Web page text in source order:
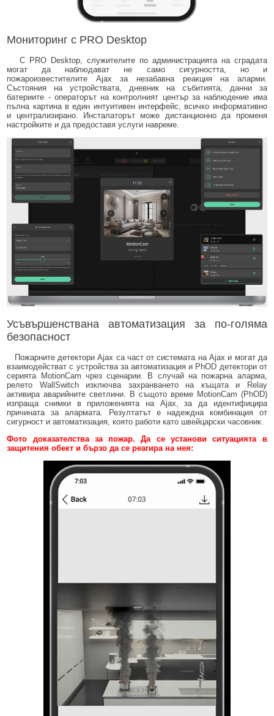
Мониторинг с PRO Desktop
С PRO Desktop, служителите по администрацията на сградата
могат да наблюдават не само сигурността, но и
пожароизвестителите Ajax за незабавна реакция на аларми.
Състояния на устройствата, дневник на събитията, данни за
батериите - операторът на контролният център за наблюдение има
пълна картина в един интуитивен интерфейс, всичко информативно
и централизирано. Инсталаторът може дистанционно да променя
настройките и да предоставя услуги навреме.
Усъвършенствана автоматизация за по-голяма
безопасност
Пожарните детектори Ajax са част от системата на Ajax и могат да
взаимодействат с устройства за автоматизация и PhOD детектори от
серията MotionCam чрез сценарии. В случай на пожарна аларма,
релето WallSwitch изключва захранването на къщата и Relay
активира аварийните светлини. В същото време MotionCam (PhOD)
изпраща снимки в приложенията на Ajax, за да идентифицира
причината за алармата. Резултатът е надеждна комбинация от
сигурност и автоматизация, която работи като швейцарски часовник.
Фото доказателства за пожар. Да се ​​установи ситуацията в
защитения обект и бързо да се реагира на нея: